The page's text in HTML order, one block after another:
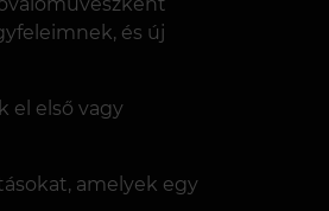
és új
el első vagy
amelyek egy